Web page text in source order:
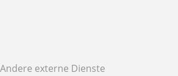
Andere externe Dienste